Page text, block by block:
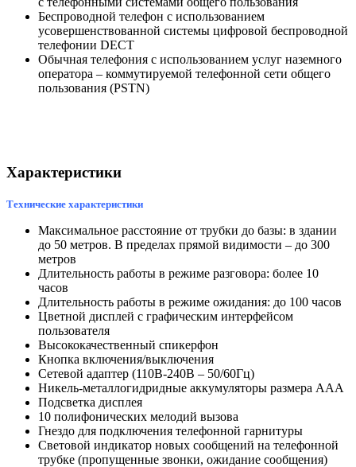
Беспроводной телефон с использованием
усовершенствованной системы цифровой беспроводной
телефонии DECT
Обычная телефония с использованием услуг наземного
оператора – коммутируемой телефонной сети общего
пользования (PSTN)
Характеристики
Технические характеристики
Максимальное расстояние от трубки до базы: в здании
до 50 метров. В пределах прямой видимости – до 300
метров
Длительность работы в режиме разговора: более 10
часов
Длительность работы в режиме ожидания: до 100 часов
Цветной дисплей с графическим интерфейсом
пользователя
Высококачественный спикерфон
Кнопка включения/выключения
Сетевой адаптер (110В-240В – 50/60Гц)
Никель-металлогидридные аккумуляторы размера AAA
Подсветка дисплея
10 полифонических мелодий вызова
Гнездо для подключения телефонной гарнитуры
Световой индикатор новых сообщений на телефонной
трубке (пропущенные звонки, ожидание сообщения)